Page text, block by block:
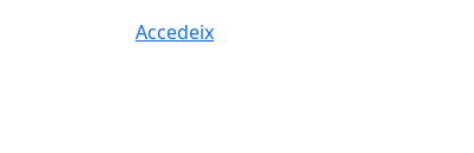
Accedeix